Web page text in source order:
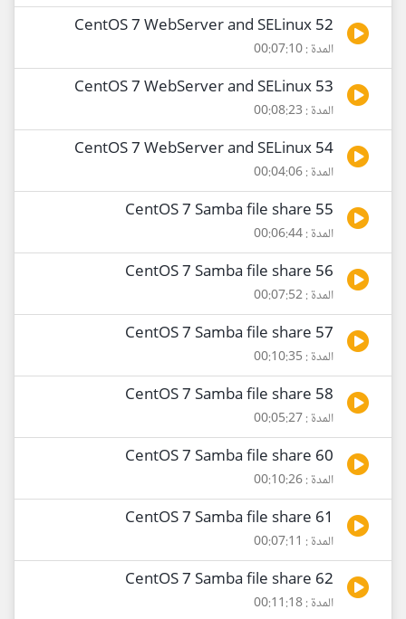
52 CentOS 7 WebServer and SELinux
المدة : 00:07:10
53 CentOS 7 WebServer and SELinux
المدة : 00:08:23
54 CentOS 7 WebServer and SELinux
المدة : 00:04:06
55 CentOS 7 Samba file share
المدة : 00:06:44
56 CentOS 7 Samba file share
المدة : 00:07:52
57 CentOS 7 Samba file share
المدة : 00:10:35
58 CentOS 7 Samba file share
المدة : 00:05:27
60 CentOS 7 Samba file share
المدة : 00:10:26
61 CentOS 7 Samba file share
المدة : 00:07:11
62 CentOS 7 Samba file share
المدة : 00:11:18